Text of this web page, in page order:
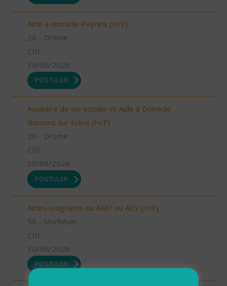
Aide à domicile Peyrins (H/F)
26 - Drôme
CDI
30/06/2026
POSTULER
Auxiliaire de vie sociale et Aide à Domicile
Romans sur Isère (H/F)
26 - Drôme
CDI
30/06/2026
POSTULER
Aides-soignants ou AMP ou AES (H/F)
56 - Morbihan
CDI
30/06/2026
POSTULER